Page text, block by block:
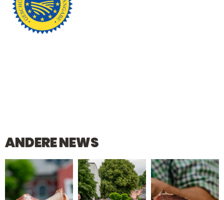
ANDERE NEWS